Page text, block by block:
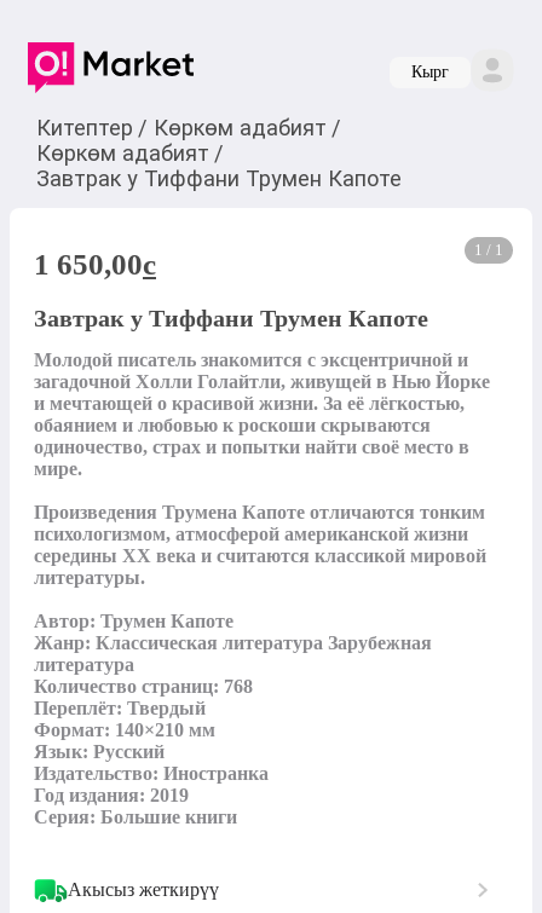
Кырг
Китептер / Көркөм адабият /
Көркөм адабият /
Завтрак у Тиффани Трумен Капоте
1 / 1
1 650,00c
Завтрак у Тиффани Трумен Капоте
Молодой писатель знакомится с эксцентричной и
загадочной Холли Голайтли, живущей в Нью Йорке
и мечтающей о красивой жизни. За её лёгкостью,
обаянием и любовью к роскоши скрываются
одиночество, страх и попытки найти своё место в
мире.
Произведения Трумена Капоте отличаются тонким
психологизмом, атмосферой американской жизни
середины XX века и считаются классикой мировой
литературы.
Автор: Трумен Капоте
Жанр: Классическая литература Зарубежная
литература
Количество страниц: 768
Переплёт: Твердый
Формат: 140×210 мм
Язык: Русский
Издательство: Иностранка
Год издания: 2019
Серия: Большие книги
Акысыз жеткирүү